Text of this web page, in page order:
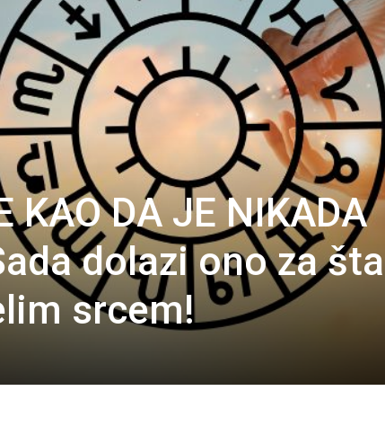
KAO DA JE NIKADA
dolazi ono za šta
srcem!